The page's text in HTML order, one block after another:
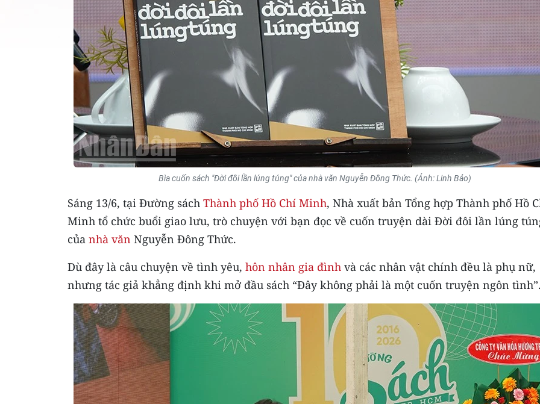
Bìa cuốn sách "Đời đôi lần lúng túng" của nhà văn Nguyễn Đông Thức. (Ảnh: Linh Bảo)
Sáng 13/6, tại Đường sách Thành phố Hồ Chí Minh, Nhà xuất bản Tổng hợp Thành phố Hồ
Minh tổ chức buổi giao lưu, trò chuyện với bạn đọc về cuốn truyện dài Đời đôi lần lúng
của nhà văn Nguyễn Đông Thức.
Dù đây là câu chuyện về tình yêu, hôn nhân gia đình và các nhân vật chính đều là phụ nữ,
nhưng tác giả khẳng định khi mở đầu sách “Đây không phải là một cuốn truyện ngôn